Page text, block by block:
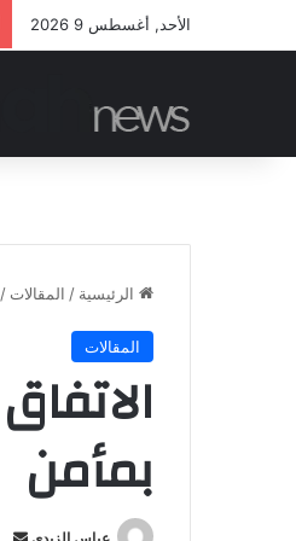
الأحد, أغسطس 9 2026
الرئيسية / المقالات /
المقالات
بمأمن